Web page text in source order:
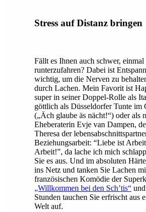
Stress auf Distanz bringen
Fällt es Ihnen auch schwer,
runterzufahren? Dabei ist
wichtig, um die Nerven zu
durch Lachen. Mein Favorit ist
super in seiner Doppel-Rolle als
göttlich als Düsseldorfer Tunte im
(„Äch glaube äs nächt!“) oder als
Eheberaterin Evje van Dampen,
Theresa der
Beziehungsarbeit: “Liebe ist
Arbeit!”, da lache ich mich
Sie es aus. Und im absoluten
ins Netz und tanken Sie Lachen
französischen Komödie der
„Willkommen bei den Sch’tis“
Stunden tauchen Sie erfrischt aus
Welt auf.